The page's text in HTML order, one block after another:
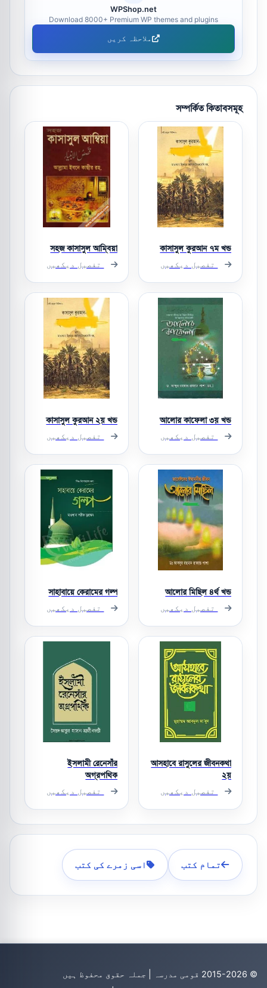
WPShop.net
Download 8000+ Premium WP themes and plugins
ملاحظہ کریں
সম্পর্কিত কিতাবসমূহ
কাসাসুল কুরআন ৭ম খন্ড
تفصیل دیکھیں
সহজ কাসাসুল আম্বিয়া
تفصیل دیکھیں
আলোর কাফেলা ৩য় খন্ড
تفصیل دیکھیں
কাসাসুল কুরআন ২য় খন্ড
تفصیل دیکھیں
আলোর মিছিল ৪র্থ খন্ড
تفصیل دیکھیں
সাহাবায়ে কেরামের গল্প
تفصیل دیکھیں
আসহাবে রাসুলের জীবনকথা
২য়
تفصیل دیکھیں
ইসলামী রেনেসাঁর
অগ্রপথিক
تفصیل دیکھیں
تمام کتب اسی زمرے کی کتب
© 2015-2026 قومی مدرسہ | جملہ حقوق محفوظ ہیں